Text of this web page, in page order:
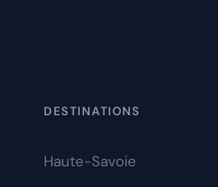
DESTINATIONS
Haute-Savoie